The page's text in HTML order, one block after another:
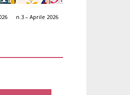
n.3 – Aprile 2026